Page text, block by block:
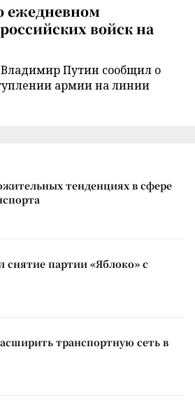
ежедневном
войск на
Путин сообщил о
армии на линии
тенденциях в сфере
снятие партии «Яблоко» с
транспортную сеть в